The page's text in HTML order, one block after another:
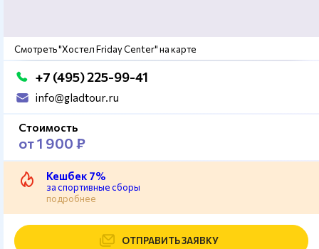
Смотреть "Хостел Friday Center" на карте
+7 (495) 225-99-41
info@gladtour.ru
Стоимость
от 1 900 ₽
Кешбек 7%
за спортивные сборы
подробнее
ОТПРАВИТЬ ЗАЯВКУ